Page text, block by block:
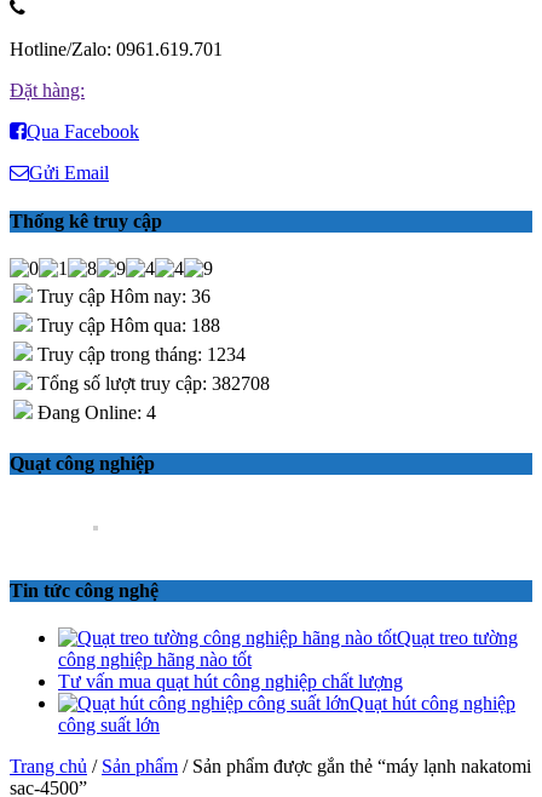
Hotline/Zalo: 0961.619.701
Đặt hàng:
Qua Facebook
Gửi Email
Thống kê truy cập
Truy cập Hôm nay: 36
Truy cập Hôm qua: 188
Truy cập trong tháng: 1234
Tổng số lượt truy cập: 382708
Đang Online: 4
Quạt công nghiệp
Tin tức công nghệ
Quạt treo tường
công nghiệp hãng nào tốt
Tư vấn mua quạt hút công nghiệp chất lượng
Quạt hút công nghiệp
công suất lớn
Trang chủ / Sản phẩm / Sản phẩm được gắn thẻ “máy lạnh nakatomi
sac-4500”